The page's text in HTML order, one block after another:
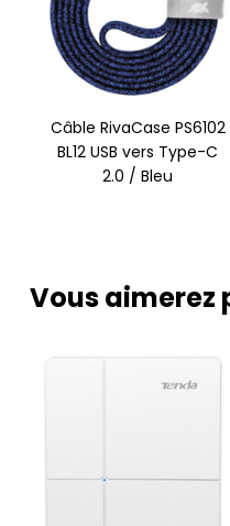
Câble RivaCase PS6102
BL12 USB vers Type-C
2.0 / Bleu
Vous